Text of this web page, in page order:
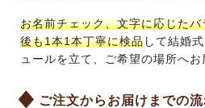
お名前チェック、文字に応じた
後も1本1本丁寧に検品して結婚
ュールを立て、ご希望の場所へお
ご注文からお届けまでの流